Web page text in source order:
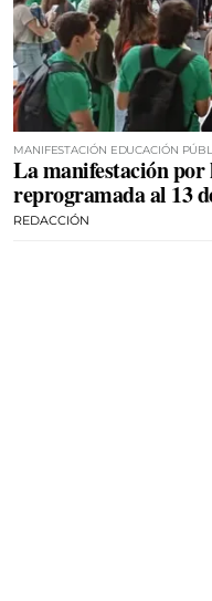
MANIFESTACIÓN EDUCACIÓN
La manifestación por
reprogramada al 13
REDACCIÓN